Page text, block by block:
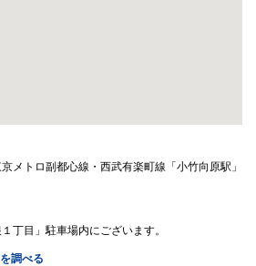
メトロ副都心線・西武有楽町線「小竹向原駅」
丁目」駐車場内にございます。
調べる